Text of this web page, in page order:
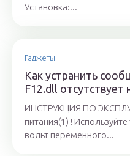
Установка:...
Гаджеты
Как устранить
F12.dll отсутствует
ИНСТРУКЦИЯ ПО
питания(1) !
вольт переменного...